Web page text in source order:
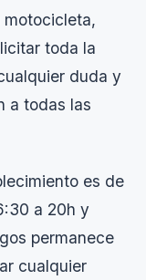
motocicleta,
toda la
duda y
a todas las
es de
a 20h y
permanece
cualquier